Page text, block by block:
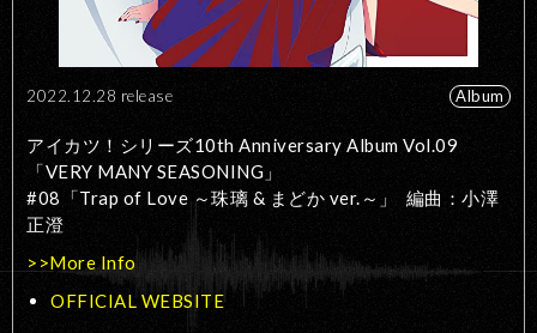
2022.12.28 release Album
アイカツ！シリーズ10th Anniversary Album Vol.09
「VERY MANY SEASONING」
#08「Trap of Love ～珠璃 & まどか ver.～」 編曲：小澤
正澄
>>More Info
OFFICIAL WEBSITE